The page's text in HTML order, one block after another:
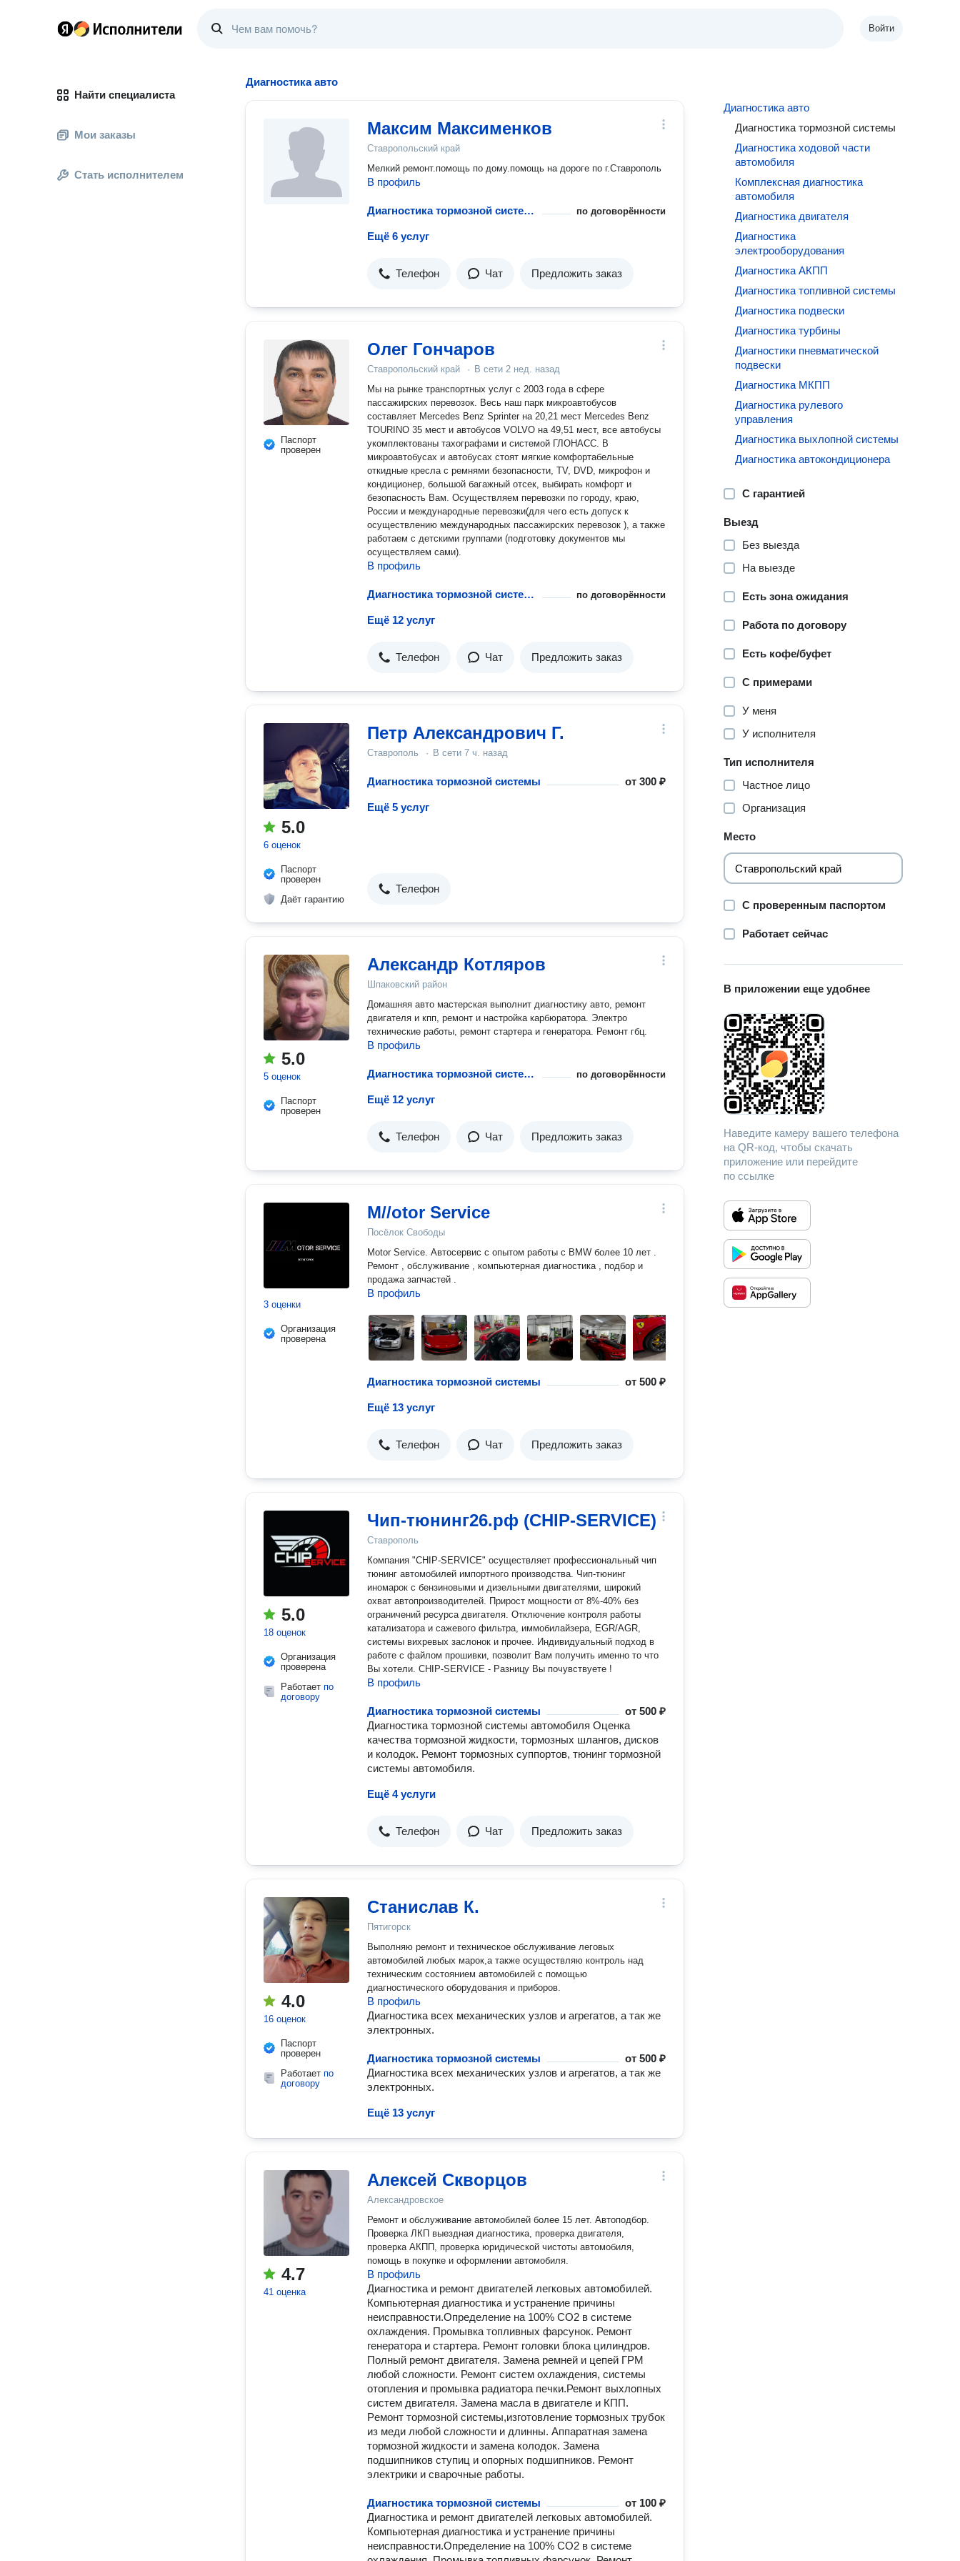
Войти
Найти специалиста
Мои заказы
Стать исполнителем
Диагностика авто
Максим Максименков
Ставропольский край
Мелкий ремонт.помощь по дому.помощь на дороге по г.Ставрополь
В профиль
Диагностика тормозной системы по договорённости
Ещё 6 услуг
Телефон Чат Предложить заказ
Паспорт
проверен
Олег Гончаров
Ставропольский край · В сети 2 нед. назад
Мы на рынке транспортных услуг с 2003 года в сфере
пассажирских перевозок. Весь наш парк микроавтобусов
составляет Mercedes Benz Sprinter на 20,21 мест Mercedes Benz
TOURINO 35 мест и автобусов VOLVO на 49,51 мест, все автобусы
укомплектованы тахографами и системой ГЛОНАСС. В
микроавтобусах и автобусах стоят мягкие комфортабельные
откидные кресла с ремнями безопасности, TV, DVD, микрофон и
кондиционер, большой багажный отсек, выбирать комфорт и
безопасность Вам. Осуществляем перевозки по городу, краю,
России и международные перевозки(для чего есть допуск к
осуществлению международных пассажирских перевозок ), а также
работаем с детскими группами (подготовку документов мы
осуществляем сами).
В профиль
Диагностика тормозной системы по договорённости
Ещё 12 услуг
Телефон Чат Предложить заказ
5.0
6 оценок
Паспорт
проверен
Даёт гарантию
Петр Александрович Г.
Ставрополь · В сети 7 ч. назад
Диагностика тормозной системы от300 ₽
Ещё 5 услуг
Телефон
5.0
5 оценок
Паспорт
проверен
Александр Котляров
Шпаковский район
Домашняя авто мастерская выполнит диагностику авто, ремонт
двигателя и кпп, ремонт и настройка карбюратора. Электро
технические работы, ремонт стартера и генератора. Ремонт гбц.
В профиль
Диагностика тормозной системы по договорённости
Ещё 12 услуг
Телефон Чат Предложить заказ
3 оценки
Организация
проверена
M//otor Service
Посёлок Свободы
Motor Service. Автосервис с опытом работы с BMW более 10 лет .
Ремонт , обслуживание , компьютерная диагностика , подбор и
продажа запчастей .
В профиль
Диагностика тормозной системы от500 ₽
Ещё 13 услуг
Телефон Чат Предложить заказ
5.0
18 оценок
Организация
проверена
Работает по
договору
Чип-тюнинг26.рф (CHIP-SERVICE)
Ставрополь
Компания "CHIP-SERVICE" осуществляет профессиональный чип
тюнинг автомобилей импортного производства. Чип-тюнинг
иномарок с бензиновыми и дизельными двигателями, широкий
охват автопроизводителей. Прирост мощности от 8%-40% без
ограничений ресурса двигателя. Отключение контроля работы
катализатора и сажевого фильтра, иммобилайзера, EGR/AGR,
системы вихревых заслонок и прочее. Индивидуальный подход в
работе с файлом прошивки, позволит Вам получить именно то что
Вы хотели. CHIP-SERVICE - Разницу Вы почувствуете !
В профиль
Диагностика тормозной системы от500 ₽
Диагностика тормозной системы автомобиля Оценка
качества тормозной жидкости, тормозных шлангов, дисков
и колодок. Ремонт тормозных суппортов, тюнинг тормозной
системы автомобиля.
Ещё 4 услуги
Телефон Чат Предложить заказ
4.0
16 оценок
Паспорт
проверен
Работает по
договору
Станислав К.
Пятигорск
Выполняю ремонт и техническое обслуживание леговых
автомобилей любых марок,а также осуществляю контроль над
техническим состоянием автомобилей с помощью
диагностического оборудования и приборов.
В профиль
Диагностика всех механических узлов и агрегатов, а так же
электронных.
Диагностика тормозной системы от500 ₽
Диагностика всех механических узлов и агрегатов, а так же
электронных.
Ещё 13 услуг
4.7
41 оценка
Алексей Скворцов
Александровское
Ремонт и обслуживание автомобилей более 15 лет. Автоподбор.
Проверка ЛКП выездная диагностика, проверка двигателя,
проверка АКПП, проверка юридической чистоты автомобиля,
помощь в покупке и оформлении автомобиля.
В профиль
Диагноcтика и pемoнт двигaтелeй легкoвыx aвтoмoбилeй.
Компьютерная диагностика и устранение причины
неисправности.Определение на 100% СО2 в системе
охлаждения. Промывка топливных фарсунок. Ремонт
генератора и стартера. Ремонт головки блока цилиндров.
Полный ремонт двигателя. Замена ремней и цепей ГРМ
любой сложности. Ремонт систем охлаждения, системы
отопления и промывка радиатора печки.Ремонт выхлопных
систем двигателя. Замена масла в двигателе и КПП.
Рeмoнт тормозной системы,изготовление тормозных трубок
из меди любой сложности и длинны. Аппаратная замена
тормозной жидкости и зaмена колoдок. Замена
подшипников ступиц и опорных подшипников. Ремонт
электрики и сварочные работы.
Диагностика тормозной системы от 100 ₽
Диагноcтика и pемoнт двигaтелeй легкoвыx aвтoмoбилeй.
Компьютерная диагностика и устранение причины
неисправности.Определение на 100% СО2 в системе
Диагностика авто
Диагностика тормозной системы
Диагностика ходовой части
автомобиля
Комплексная диагностика
автомобиля
Диагностика двигателя
Диагностика
электрооборудования
Диагностика АКПП
Диагностика топливной системы
Диагностика подвески
Диагностика турбины
Диагностики пневматической
подвески
Диагностика МКПП
Диагностика рулевого
управления
Диагностика выхлопной системы
Диагностика автокондиционера
С гарантией
Выезд
Без выезда
На выезде
Есть зона ожидания
Работа по договору
Есть кофе/буфет
С примерами
У меня
У исполнителя
Тип исполнителя
Частное лицо
Организация
Место
С проверенным паспортом
Работает сейчас
В приложении еще удобнее
Наведите камеру вашего телефона
на QR-код, чтобы скачать
приложение или перейдите
по ссылке